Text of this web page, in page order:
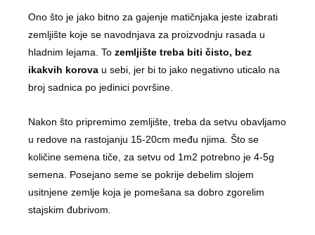
Ono što je jako bitno za gajenje matičnjaka jeste izabrati
zemljište koje se navodnjava za proizvodnju rasada u
hladnim lejama. To zemljište treba biti čisto, bez
ikakvih korova u sebi, jer bi to jako negativno uticalo na
broj sadnica po jedinici površine.
Nakon što pripremimo zemljište, treba da setvu obavljamo
u redove na rastojanju 15-20cm među njima. Što se
količine semena tiče, za setvu od 1m2 potrebno je 4-5g
semena. Posejano seme se pokrije debelim slojem
usitnjene zemlje koja je pomešana sa dobro zgorelim
stajskim đubrivom.